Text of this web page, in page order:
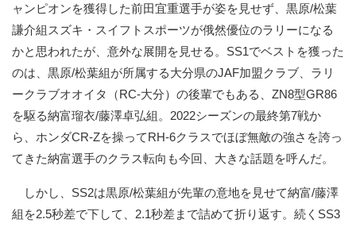
ャンピオンを獲得した前田宜重選手が姿を見せず、黒原/松葉
謙介組スズキ・スイフトスポーツが俄然優位のラリーになる
かと思われたが、意外な展開を見せる。SS1でベストを獲った
のは、黒原/松葉組が所属する大分県のJAF加盟クラブ、ラリ
ークラブオオイタ（RC-大分）の後輩でもある、ZN8型GR86
を駆る納富瑠衣/藤澤卓弘組。2022シーズンの最終第7戦か
ら、ホンダCR-Zを操ってRH-6クラスでほぼ無敵の強さを誇っ
てきた納富選手のクラス転向も今回、大きな話題を呼んだ。
しかし、SS2は黒原/松葉組が先輩の意地を見せて納富/藤澤
組を2.5秒差で下して、2.1秒差まで詰めて折り返す。続くSS3